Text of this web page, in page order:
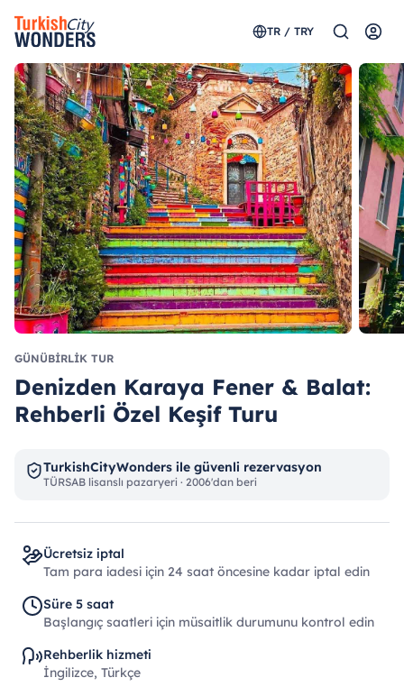
TR / TRY
GÜNÜBIRLIK TUR
Denizden Karaya Fener & Balat:
Rehberli Özel Keşif Turu
TurkishCityWonders ile güvenli rezervasyon
TÜRSAB lisanslı pazaryeri · 2006'dan beri
Ücretsiz iptal
Tam para iadesi için 24 saat öncesine kadar iptal edin
Süre 5 saat
Başlangıç ​​saatleri için müsaitlik durumunu kontrol edin
Rehberlik hizmeti
İngilizce, Türkçe